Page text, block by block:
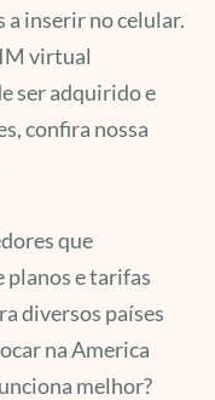
a inserir no celular.
virtual
ser adquirido e
confira nossa
que
planos e tarifas
diversos países
na America
melhor?